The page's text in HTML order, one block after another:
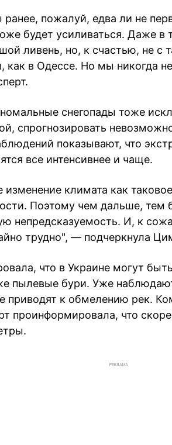
ранее, пожалуй, едва ли не
будет усиливаться. Даже в
ливень, но, к счастью, не с
как в Одессе. Но мы никогда
снегопады тоже
спрогнозировать
показывают, что
все интенсивнее и чаще.
климата как
Поэтому чем дальше,
непредсказуемость. И, к
трудно", — подчеркнула
что в Украине могут
пылевые бури. Уже
приводят к обмелению рек.
проинформировала, что
РЕКЛАМА